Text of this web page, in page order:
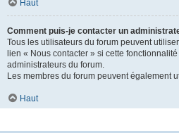
Haut
Comment puis-je contacter un
Tous les utilisateurs du forum peuvent
lien « Nous contacter » si cette
administrateurs du forum.
Les membres du forum peuvent également
Haut